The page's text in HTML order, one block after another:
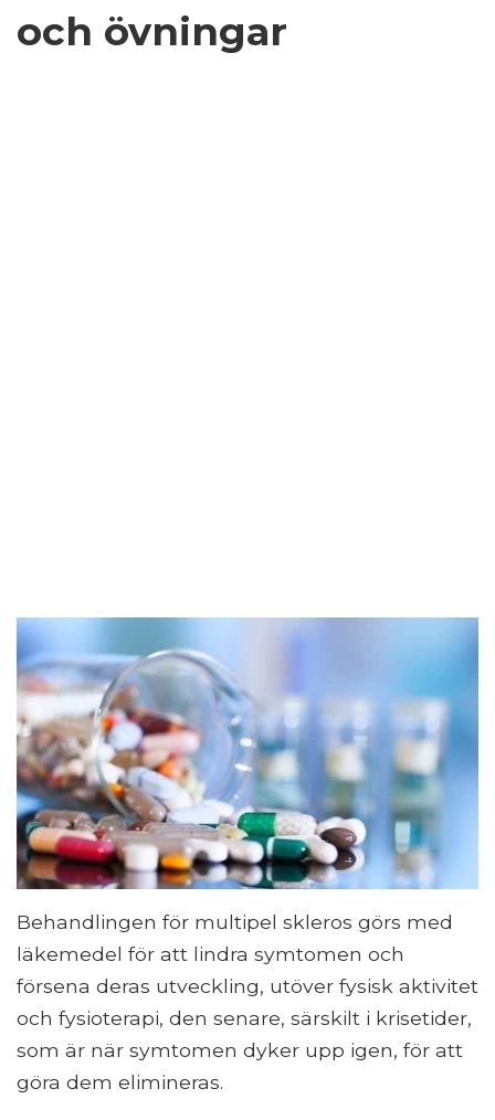
och övningar
Behandlingen för multipel skleros görs med
läkemedel för att lindra symtomen och
försena deras utveckling, utöver fysisk aktivitet
och fysioterapi, den senare, särskilt i krisetider,
som är när symtomen dyker upp igen, för att
göra dem elimineras.